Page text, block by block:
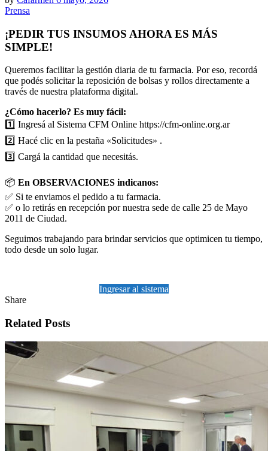
Prensa
¡PEDIR TUS INSUMOS AHORA ES MÁS
SIMPLE!
Queremos facilitar la gestión diaria de tu farmacia. Por eso, recordá
que podés solicitar la reposición de bolsas y rollos directamente a
través de nuestra plataforma digital.
¿Cómo hacerlo? Es muy fácil:
1️⃣ Ingresá al Sistema CFM Online https://cfm-online.org.ar
2️⃣ Hacé clic en la pestaña «Solicitudes» .
3️⃣ Cargá la cantidad que necesitás.
📦 En OBSERVACIONES indicanos:
✅ Si te enviamos el pedido a tu farmacia.
✅ o lo retirás en recepción por nuestra sede de calle 25 de Mayo
2011 de Ciudad.
Seguimos trabajando para brindar servicios que optimicen tu tiempo,
todo desde un solo lugar.
Ingresar al sistema
Share
Related Posts